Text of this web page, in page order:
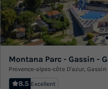
Montana Parc - Gassin -
Provence-alpes-côte D'azur, Gassin
8.5 Excellent